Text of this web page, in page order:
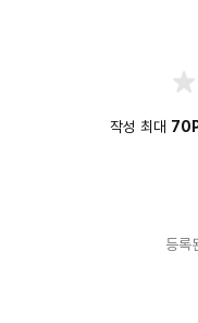
작성 최대
등록